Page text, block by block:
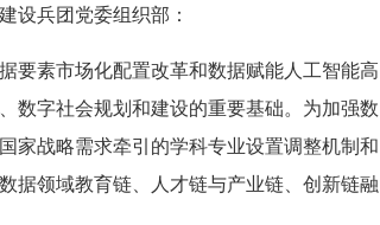
设兵团党委组织部：
要素市场化配置改革和数据赋能人工智能高
数字社会规划和建设的重要基础。为加强数
家战略需求牵引的学科专业设置调整机制和
据领域教育链、人才链与产业链、创新链融